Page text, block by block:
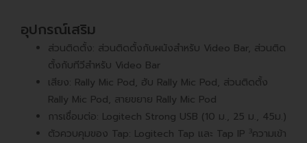
อุปกรณ์เสริม
ส่วนติดตั้ง: ส่วนติดตั้งกับผนังสำหรับ Video Bar, ส่วนติด
ตั้งกับทีวีสำหรับ Video Bar
เสียง: Rally Mic Pod, ฮับ Rally Mic Pod, ส่วนติดตั้ง
Rally Mic Pod, สายขยาย Rally Mic Pod
การเชื่อมต่อ: Logitech Strong USB (10 ม., 25 ม., 45ม.)
ตัวควบคุมของ Tap: Logitech Tap และ Tap IP 3ความเข้า